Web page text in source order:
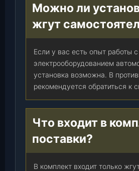
Можно ли
жгут
Если у вас есть опыт работы с
электрооборудованием
установка возможна. В
рекомендуется обратиться к
Что входит в
поставки?
В комплект входит только